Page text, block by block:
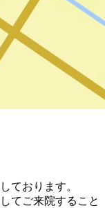
ております。
てご来院すること